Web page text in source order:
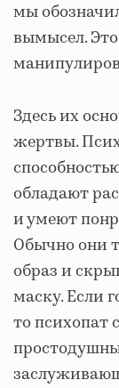
мы
вымысел. Это
Здесь их
жертвы.
обладают
и умеют
Обычно они
образ и
маску. Если
то психопат